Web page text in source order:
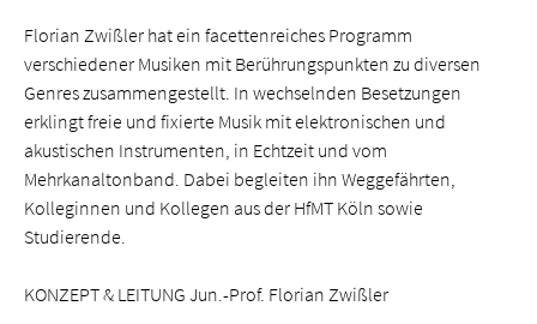
Florian Zwißler hat ein facettenreiches Programm
verschiedener Musiken mit Berührungspunkten zu diversen
Genres zusammengestellt. In wechselnden Besetzungen
erklingt freie und fixierte Musik mit elektronischen und
akustischen Instrumenten, in Echtzeit und vom
Mehrkanaltonband. Dabei begleiten ihn Weggefährten,
Kolleginnen und Kollegen aus der HfMT Köln sowie
Studierende.
KONZEPT & LEITUNG Jun.-Prof. Florian Zwißler